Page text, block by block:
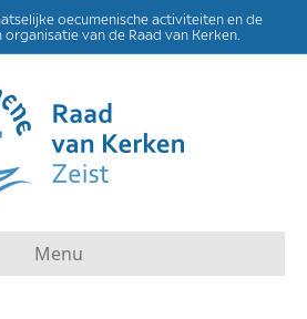
oecumenische activiteiten en de
van de Raad van Kerken.
Menu